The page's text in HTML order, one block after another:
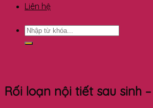
Liên hệ
Rối loạn nội tiết sau sinh